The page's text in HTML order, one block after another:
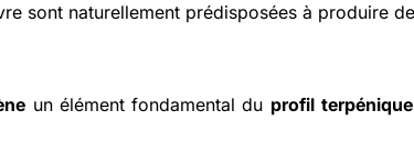
sont naturellement prédisposées à produire
un élément fondamental du profil